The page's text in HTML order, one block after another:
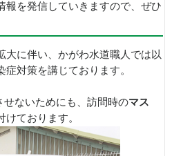
報を発信していきますので、ぜひ
大に伴い、かがわ水道職人では以
対策を講じております。
せないためにも、訪問時のマス
けております。